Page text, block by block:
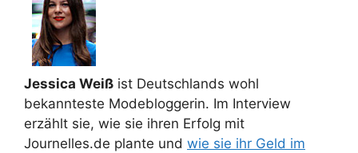
Jessica Weiß ist Deutschlands wohl
bekannteste Modebloggerin. Im Interview
erzählt sie, wie sie ihren Erfolg mit
Journelles.de plante und wie sie ihr Geld im